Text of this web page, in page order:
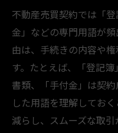
契約解除や違
後悔しないた
リスト
司法書士が関与す
不動産売買で
登記手続きで
不動産売買契約では「
金」などの専門用語が
由は、手続きの内容や
す。たとえば、「登記
書類、「手付金」は契
した用語を理解してお
減らし、スムーズな取引